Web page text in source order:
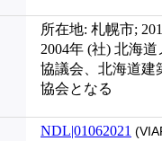
所在地: 札幌市;
2004年 (社) 北海
協議会、北海道建
協会となる
NDL|01062021